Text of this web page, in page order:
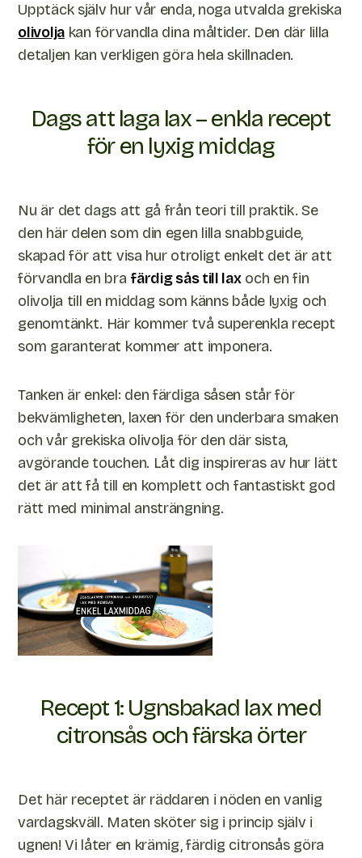
Upptäck själv hur vår enda, noga utvalda grekiska
olivolja kan förvandla dina måltider. Den där lilla
detaljen kan verkligen göra hela skillnaden.
Dags att laga lax – enkla recept
för en lyxig middag
Nu är det dags att gå från teori till praktik. Se
den här delen som din egen lilla snabbguide,
skapad för att visa hur otroligt enkelt det är att
förvandla en bra färdig sås till laxoch en fin
olivolja till en middag som känns både lyxig och
genomtänkt. Här kommer två superenkla recept
som garanterat kommer att imponera.
Tanken är enkel: den färdiga såsen står för
bekvämligheten, laxen för den underbara smaken
och vår grekiska olivolja för den där sista,
avgörande touchen. Låt dig inspireras av hur lätt
det är att få till en komplett och fantastiskt god
rätt med minimal ansträngning.
Recept 1: Ugnsbakad lax med
citronsås och färska örter
Det här receptet är räddaren i nöden en vanlig
vardagskväll. Maten sköter sig i princip själv i
ugnen! Vi låter en krämig, färdig citronsås göra